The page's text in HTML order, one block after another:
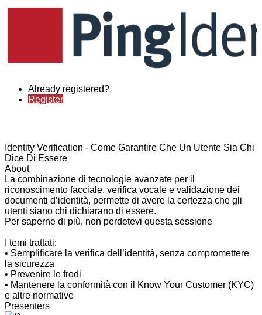
Already registered?
Register
Identity Verification - Come Garantire Che Un Utente Sia Chi
Dice Di Essere
About
La combinazione di tecnologie avanzate per il
riconoscimento facciale, verifica vocale e validazione dei
documenti d’identità, permette di avere la certezza che gli
utenti siano chi dichiarano di essere.
Per saperne di più, non perdetevi questa sessione
I temi trattati:
• Semplificare la verifica dell’identità, senza compromettere
la sicurezza
• Prevenire le frodi
• Mantenere la conformità con il Know Your Customer (KYC)
e altre normative
Presenters